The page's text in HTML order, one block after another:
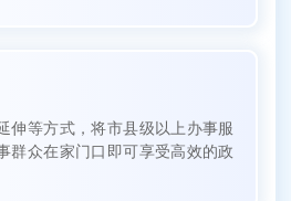
伸等方式，将市县级以上办事服
群众在家门口即可享受高效的政